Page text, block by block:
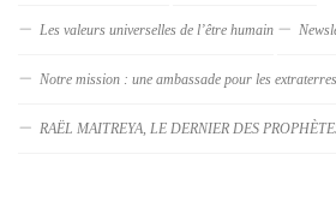
Les valeurs universelles de l’être humain
Notre mission : une ambassade pour les
RAËL MAITREYA, LE DERNIER DES